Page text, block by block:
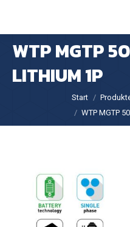
WTP MGTP
LITHIUM 1P
Sie befinden sich hier:
Start
WTP MGTP